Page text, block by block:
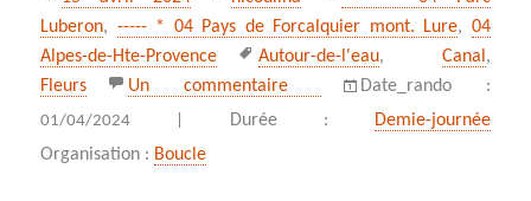
le
Luberon, ----- * 04 Pays de Forcalquier mont. Lure, 04
Alpes-de-Hte-Provence
Mots-
clés
Autour-de-l'eau, Canal,
Fleurs
Un commentaire sur Du Lauzon aux
Date_rando :
01/04/2024 | Durée : Demie-journée
Organisation : Boucle